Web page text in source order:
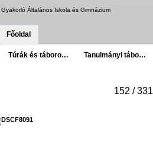
Általános Iskola és Gimnázium
Főoldal
Túrák és táboro… Tanulmányi tábo…
152 / 331